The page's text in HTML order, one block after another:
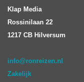
Klap Media
Rossinilaan 22
1217 CB Hilversum
info@ronreizen.nl
Zakelijk